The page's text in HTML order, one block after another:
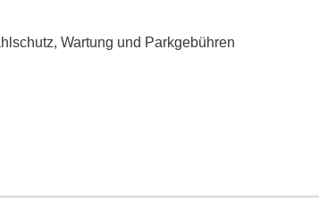
Wartung und Parkgebühren